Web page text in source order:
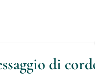
di